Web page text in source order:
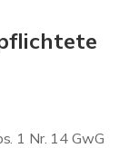
1 Nr. 14 GwG